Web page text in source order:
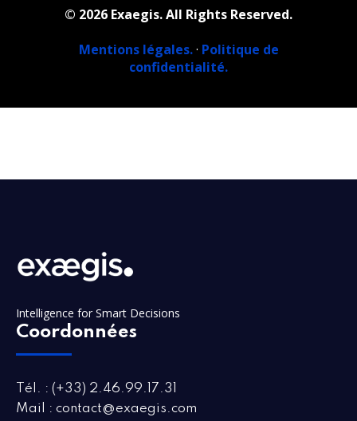
© 2026 Exaegis. All Rights Reserved.
Mentions légales.· Politique de
confidentialité.
Intelligence for Smart Decisions
Coordonnées
Tél. : (+33) 2.46.99.17.31
Mail : contact@exaegis.com